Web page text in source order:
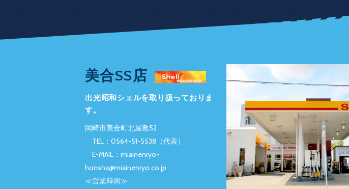
美合SS店
出光昭和シェルを取り扱っておりま
す。
岡崎市美合町北屋敷52
TEL：0564-51-5538（代表）
E-MAIL：miainenryo-
honsha@miainenryo.co.jp
≪営業時間≫